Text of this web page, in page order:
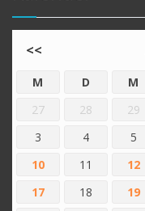
<<
M D M
27
28 29
3
4 5
10
11 12
17
18 19